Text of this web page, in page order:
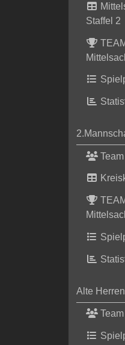
Staffel 2
Team
Alte Herren
Team